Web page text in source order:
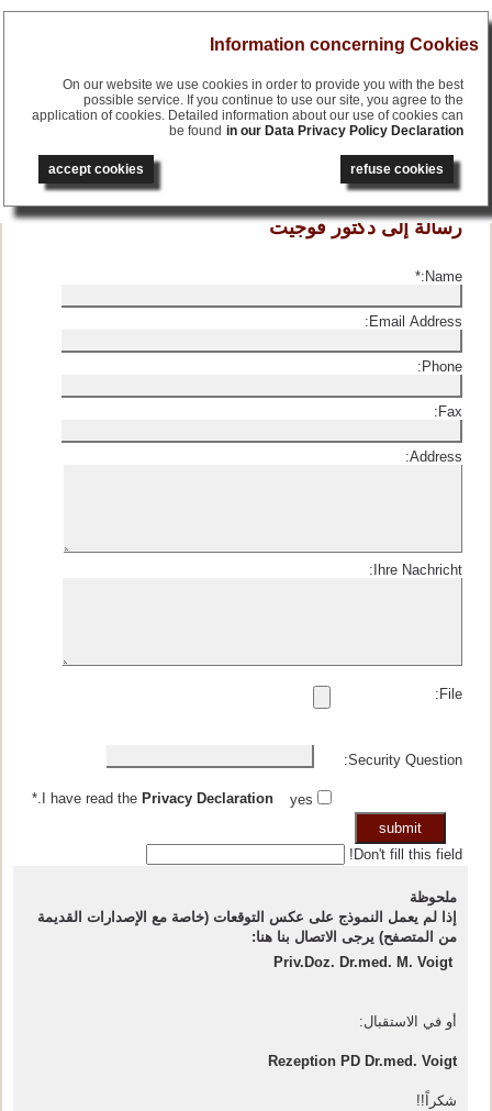
Information concerning Cookies
On our website we use cookies in order to provide you with the best
possible service. If you continue to use our site, you agree to the
application of cookies. Detailed information about our use of cookies can
be found in our Data Privacy Policy Declaration
refuse cookies
accept cookies
English
français
deutsch
русский
رسالة إلى دكتور فوجيت
Name:
*
Email Address:
Phone:
Fax:
Address:
Ihre Nachricht:
File:
Security Question:
I have read the Privacy Declaration
.
*
Don't fill this field!
ملحوظة
إذا لم يعمل النموذج على عكس التوقعات (خاصة مع الإصدارات القديمة
من المتصفح) يرجى الاتصال بنا هنا:
Priv.Doz. Dr.med. M. Voigt
أو في الاستقبال:
Rezeption PD Dr.med. Voigt
شكراً!!